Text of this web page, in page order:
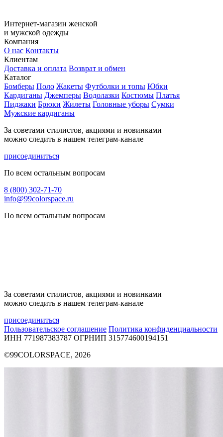
Интернет-магазин женской
и мужской одежды
Компания
О нас Контакты
Клиентам
Доставка и оплата Возврат и обмен
Каталог
Бомберы Поло Жакеты Футболки и топы Юбки
Кардиганы Джемперы Водолазки Костюмы Платья
Пиджаки Брюки Жилеты Головные уборы Сумки
Мужские кардиганы
За советами стилистов, акциями и новинками
можно следить в нашем телеграм-канале
присоединиться
По всем остальным вопросам
8 (800) 302-71-70
info@99colorspace.ru
По всем остальным вопросам
За советами стилистов, акциями и новинками
можно следить в нашем телеграм-канале
присоединиться
Пользовательское соглашение Политика конфиденциальности
ИНН 771987383787 ОГРНИП 315774600194151
©99COLORSPACE, 2026